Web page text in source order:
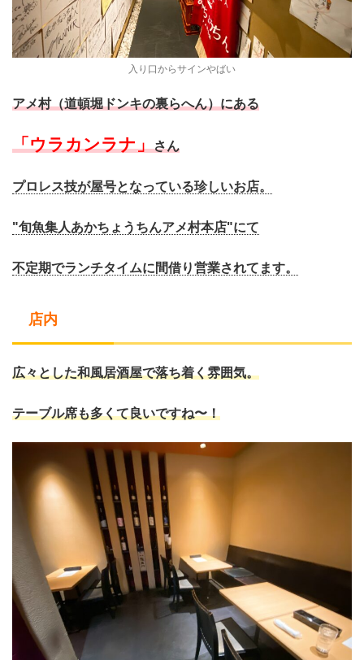
入り口からサインやばい
アメ村（道頓堀ドンキの裏らへん）にある
「ウラカンラナ」さん
プロレス技が屋号となっている珍しいお店。
"旬魚集人あかちょうちんアメ村本店"にて
不定期でランチタイムに間借り営業されてます。
店内
広々とした和風居酒屋で落ち着く雰囲気。
テーブル席も多くて良いですね〜！